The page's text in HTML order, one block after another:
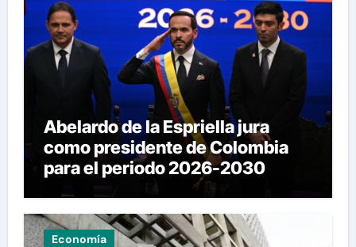
Abelardo de la Espriella jura
como presidente de Colombia
para el periodo 2026-2030
Economía